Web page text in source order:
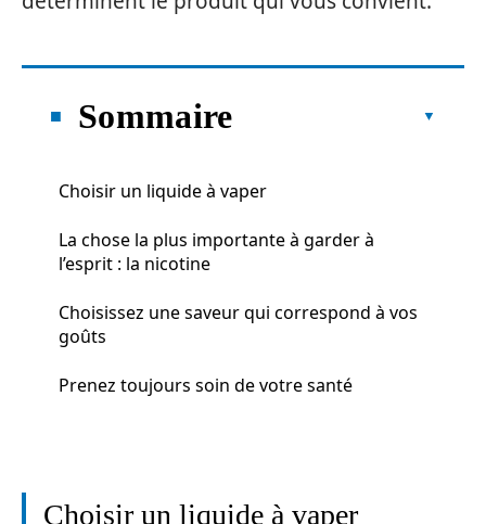
Sommaire
Choisir un liquide à vaper
La chose la plus importante à garder à
l’esprit : la nicotine
Choisissez une saveur qui correspond à vos
goûts
Prenez toujours soin de votre santé
Choisir un liquide à vaper